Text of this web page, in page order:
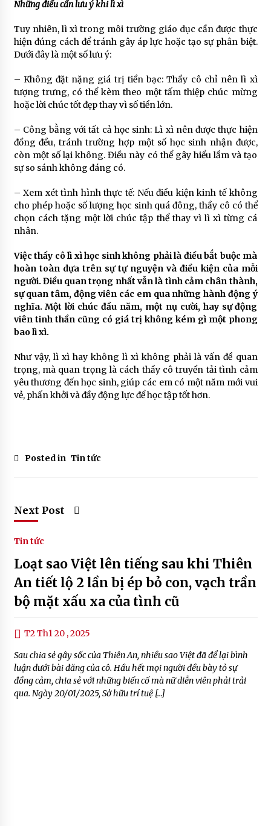
Những điều cần lưu ý khi lì xì
Tuy nhiên, lì xì trong môi trường giáo dục cần được thực
hiện đúng cách để tránh gây áp lực hoặc tạo sự phân biệt.
Dưới đây là một số lưu ý:
– Không đặt nặng giá trị tiền bạc: Thầy cô chỉ nên lì xì
tượng trưng, có thể kèm theo một tấm thiệp chúc mừng
hoặc lời chúc tốt đẹp thay vì số tiền lớn.
– Công bằng với tất cả học sinh: Lì xì nên được thực hiện
đồng đều, tránh trường hợp một số học sinh nhận được,
còn một số lại không. Điều này có thể gây hiểu lầm và tạo
sự so sánh không đáng có.
– Xem xét tình hình thực tế: Nếu điều kiện kinh tế không
cho phép hoặc số lượng học sinh quá đông, thầy cô có thể
chọn cách tặng một lời chúc tập thể thay vì lì xì từng cá
nhân.
Việc thầy cô lì xì học sinh không phải là điều bắt buộc mà
hoàn toàn dựa trên sự tự nguyện và điều kiện của mỗi
người. Điều quan trọng nhất vẫn là tình cảm chân thành,
sự quan tâm, động viên các em qua những hành động ý
nghĩa. Một lời chúc đầu năm, một nụ cười, hay sự động
viên tinh thần cũng có giá trị không kém gì một phong
bao lì xì.
Như vậy, lì xì hay không lì xì không phải là vấn đề quan
trọng, mà quan trọng là cách thầy cô truyền tải tình cảm
yêu thương đến học sinh, giúp các em có một năm mới vui
vẻ, phấn khởi và đầy động lực để học tập tốt hơn.
Posted in Tin tức
Next Post
Tin tức
Loạt sao Việt lên tiếng sau khi Thiên
An tiết lộ 2 lần bị ép bỏ con, vạch trần
bộ mặt xấu xa của tình cũ
T2 Th1 20 , 2025
Sau chia sẻ gây sốc của Thiên An, nhiều sao Việt đã để lại bình
luận dưới bài đăng của cô. Hầu hết mọi người đều bày tỏ sự
đồng cảm, chia sẻ với những biến cố mà nữ diễn viên phải trải
qua. Ngày 20/01/2025, Sở hữu trí tuệ […]